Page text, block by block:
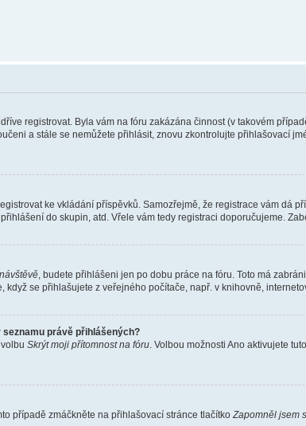
registrovat. Byla vám na fóru zakázána činnost (v takovém
a stále se nemůžete přihlásit, znovu zkontrolujte přihlašovací
ke vkládání příspěvků. Samozřejmě, že registrace vám dá
do skupin, atd. Vřele vám tedy registraci doporučujeme.
, budete přihlášeni jen po dobu práce na fóru. Toto má
se přihlašujete z veřejného počítače, např. v knihovně,
právě přihlášených?
Skrýt moji přítomnost na fóru . Volbou možnosti Ano aktivujete
případě zmáčkněte na přihlašovací stránce tlačítko Zapomněl jsem